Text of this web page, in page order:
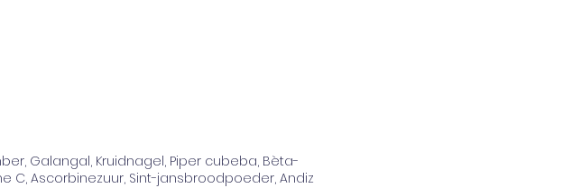
Galangal, Kruidnagel, Piper cubeba, Bèta-
C, Ascorbinezuur, Sint-jansbroodpoeder, Andiz